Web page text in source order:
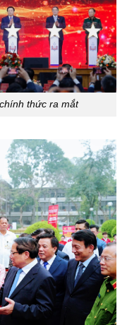
thức ra mắt